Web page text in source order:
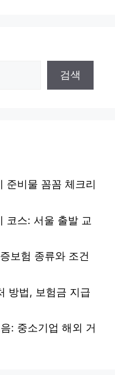
검색
준비물 꼼꼼 체크리
코스: 서울 출발 교
보험 종류와 조건
방법, 보험금 지급
: 중소기업 해외 거